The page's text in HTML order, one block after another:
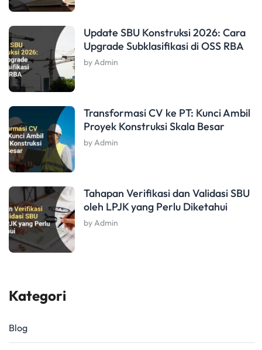
Update SBU Konstruksi 2026: Cara
Upgrade Subklasifikasi di OSS RBA
by Admin
Transformasi CV ke PT: Kunci Ambil
Proyek Konstruksi Skala Besar
by Admin
Tahapan Verifikasi dan Validasi SBU
oleh LPJK yang Perlu Diketahui
by Admin
Kategori
Blog